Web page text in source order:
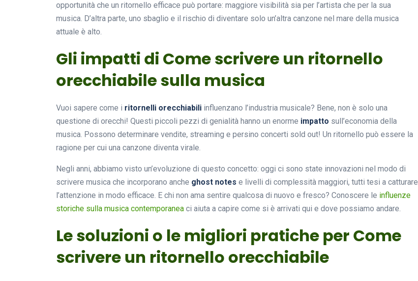
opportunità che un ritornello efficace può portare: maggiore visibilità sia per l’artista che per la sua
musica. D’altra parte, uno sbaglio e il rischio di diventare solo un’altra canzone nel mare della musica
attuale è alto.
Gli impatti di Come scrivere un ritornello
orecchiabile sulla musica
Vuoi sapere come i ritornelli orecchiabili influenzano l’industria musicale? Bene, non è solo una
questione di orecchi! Questi piccoli pezzi di genialità hanno un enorme impatto sull’economia della
musica. Possono determinare vendite, streaming e persino concerti sold out! Un ritornello può essere la
ragione per cui una canzone diventa virale.
Negli anni, abbiamo visto un’evoluzione di questo concetto: oggi ci sono state innovazioni nel modo di
scrivere musica che incorporano anche ghost notes e livelli di complessità maggiori, tutti tesi a catturare
l’attenzione in modo efficace. E chi non ama sentire qualcosa di nuovo e fresco? Conoscere le influenze
storiche sulla musica contemporanea ci aiuta a capire come si è arrivati qui e dove possiamo andare.
Le soluzioni o le migliori pratiche per Come
scrivere un ritornello orecchiabile